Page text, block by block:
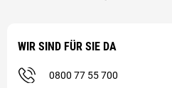
WIR SIND FÜR SIE DA
0800 77 55 700